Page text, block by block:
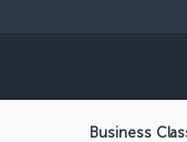
Business